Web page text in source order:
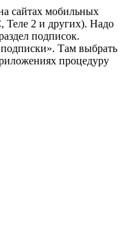
сайтах мобильных
2 и других). Надо
подписок.
Там выбрать
процедуру